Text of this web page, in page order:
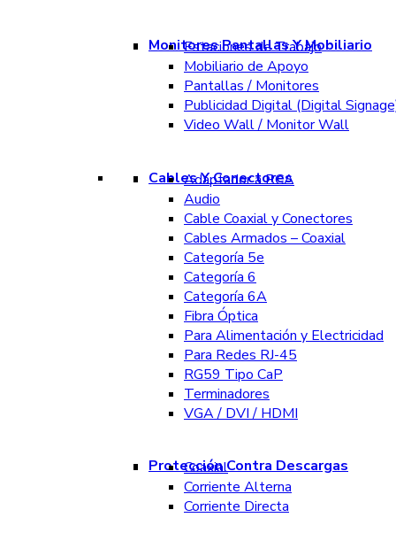
Monitores Pantallas Y Mobiliario
Estaciones de Trabajo
Mobiliario de Apoyo
Pantallas / Monitores
Publicidad Digital (Digital
Video Wall / Monitor Wall
Cables Y Conectores
Adaptador a RCA
Audio
Cable Coaxial y Conectores
Cables Armados – Coaxial
Categoría 5e
Categoría 6
Categoría 6A
Fibra Óptica
Para Alimentación y Electricidad
Para Redes RJ-45
RG59 Tipo CaP
Terminadores
VGA / DVI / HDMI
Protección Contra Descargas
Coaxial
Corriente Alterna
Corriente Directa